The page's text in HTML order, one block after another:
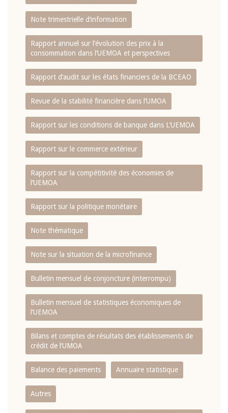
Note trimestrielle d‘information
Rapport annuel sur l‘évolution des prix à la
consommation dans l‘UEMOA et perspectives
Rapport d‘audit sur les états financiers de la BCEAO
Revue de la stabilité financière dans l‘UMOA
Rapport sur les conditions de banque dans L‘UEMOA
Rapport sur le commerce extérieur
Rapport sur la compétitivité des économies de
l‘UEMOA
Rapport sur la politique monétaire
Note thématique
Note sur la situation de la microfinance
Bulletin mensuel de conjoncture (interrompu)
Bulletin mensuel de statistiques économiques de
l‘UEMOA
Bilans et comptes de résultats des établissements de
crédit de l‘UMOA
Balance des paiements Annuaire statistique
Autres